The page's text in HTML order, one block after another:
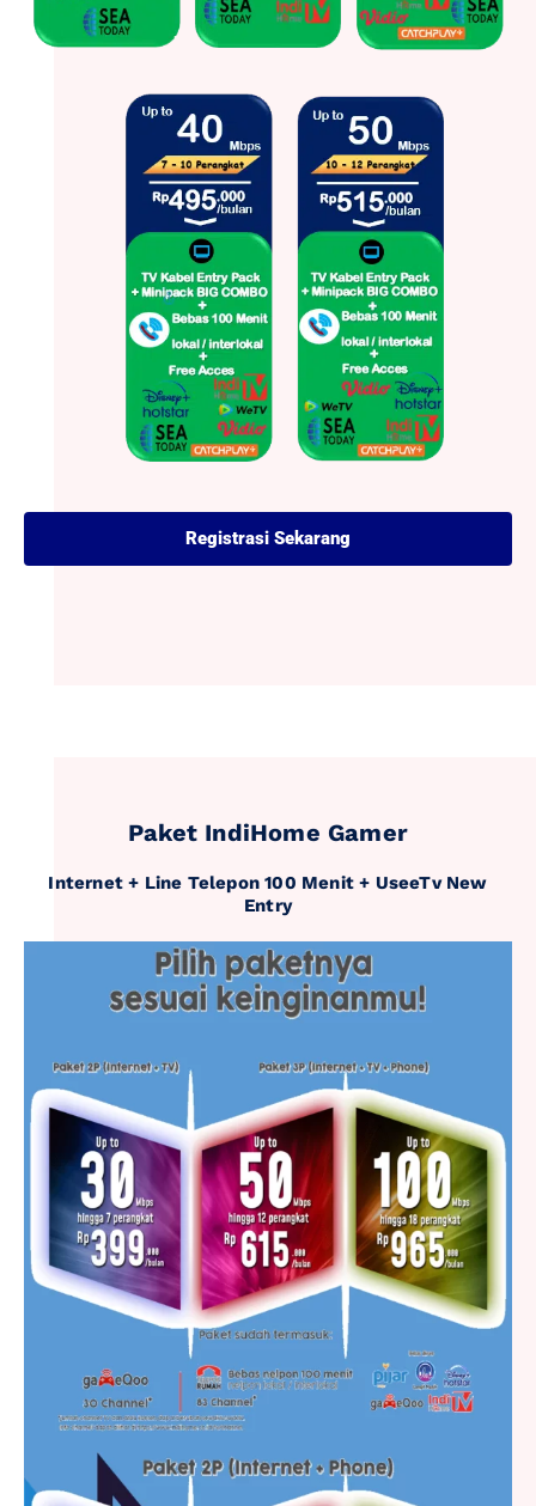
Registrasi Sekarang
Paket IndiHome Gamer
Internet + Line Telepon 100 Menit + UseeTv New
Entry